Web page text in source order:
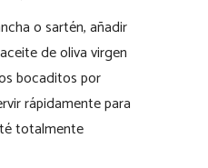
o sartén, añadir
de oliva virgen
bocaditos por
rápidamente para
totalmente